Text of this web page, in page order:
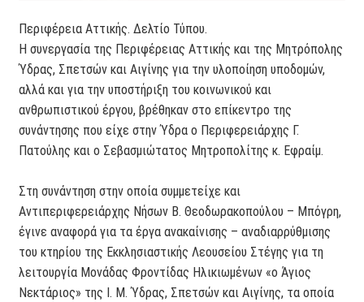
Περιφέρεια Αττικής. Δελτίο Τύπου.
Η συνεργασία της Περιφέρειας Αττικής και της Μητρόπολης
Ύδρας, Σπετσών και Αιγίνης για την υλοποίηση υποδομών,
αλλά και για την υποστήριξη του κοινωνικού και
ανθρωπιστικού έργου, βρέθηκαν στο επίκεντρο της
συνάντησης που είχε στην Ύδρα ο Περιφερειάρχης Γ.
Πατούλης και ο Σεβασμιώτατος Μητροπολίτης κ. Εφραίμ.
Στη συνάντηση στην οποία συμμετείχε και
Αντιπεριφερειάρχης Νήσων Β. Θεοδωρακοπούλου – Μπόγρη,
έγινε αναφορά για τα έργα ανακαίνισης – αναδιαρρύθμισης
του κτηρίου της Εκκλησιαστικής Λεουσείου Στέγης για τη
λειτουργία Μονάδας Φροντίδας Ηλικιωμένων «ο Άγιος
Νεκτάριος» της Ι. Μ. Ύδρας, Σπετσών και Αιγίνης, τα οποία